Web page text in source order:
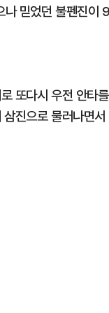
나 믿었던 불펜진이
또다시 우전 안타를
진으로 물러나면서